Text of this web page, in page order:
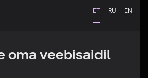
ET RU EN
oma veebisaidil